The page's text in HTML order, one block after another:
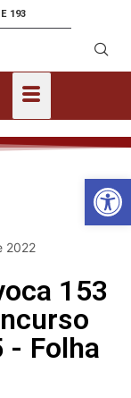
193
2022
153
- Folha